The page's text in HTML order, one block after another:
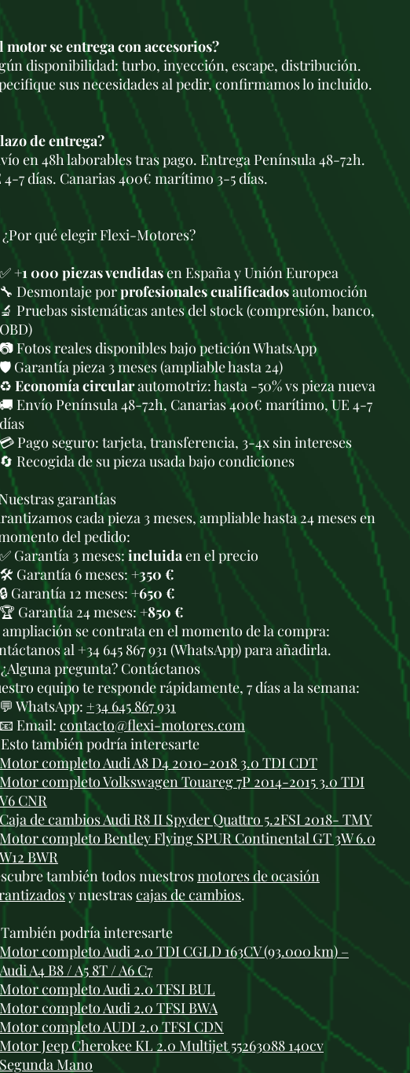
motor se entrega con accesorios?
disponibilidad: turbo, inyección, escape, distribución.
sus necesidades al pedir, confirmamos lo incluido.
de entrega?
en 48h laborables tras pago. Entrega Península 48-72h.
4-7 días. Canarias 400€ marítimo 3-5 días.
qué elegir Flexi-Motores?
✅+1 000 piezas vendidasen España y Unión Europea
🔧 Desmontaje porprofesionales cualificadosautomoción
🔬 Pruebas sistemáticas antes del stock (compresión, banco,
OBD)
📷 Fotos reales disponibles bajo petición WhatsApp
🛡️ Garantía pieza 3 meses (ampliable hasta 24)
♻️ Economía circularautomotriz: hasta -50% vs pieza nueva
🚚 Envío Península 48-72h, Canarias 400€ marítimo, UE 4-7
días
💳 Pago seguro: tarjeta, transferencia, 3-4x sin intereses
🔄 Recogida de su pieza usada bajo condiciones
garantías
cada pieza 3 meses, ampliable hasta 24 meses en
del pedido:
✅ Garantía 3 meses:incluidaen el precio
🛠️ Garantía 6 meses:+350 €
🔒 Garantía 12 meses: +650 €
🏆 Garantía 24 meses: +850 €
se contrata en el momento de la compra:
al +34 645 867 931 (WhatsApp) para añadirla.
pregunta? Contáctanos
equipo te responde rápidamente, 7 días a la semana:
💬 WhatsApp: +34 645 867 931
📧 Email: contacto@flexi-motores.com
también podría interesarte
Motor completo Audi A8 D4 2010-2018 3.0 TDI CDT
Motor completo Volkswagen Touareg 7P 2014-2015 3.0 TDI
V6 CNR
Caja de cambios Audi R8 II Spyder Quattro 5.2FSI 2018- TMY
Motor completo Bentley Flying SPUR Continental GT 3W 6.0
W12 BWR
también todos nuestrosmotores de ocasión
y nuestrascajas de cambios.
podría interesarte
Motor completo Audi 2.0 TDI CGLD 163CV (93.000 km) –
Audi A4 B8 / A5 8T / A6 C7
Motor completo Audi 2.0 TFSI BUL
Motor completo Audi 2.0 TFSI BWA
Motor completo AUDI 2.0 TFSI CDN
Motor Jeep Cherokee KL 2.0 Multijet 55263088 140cv
Segunda Mano